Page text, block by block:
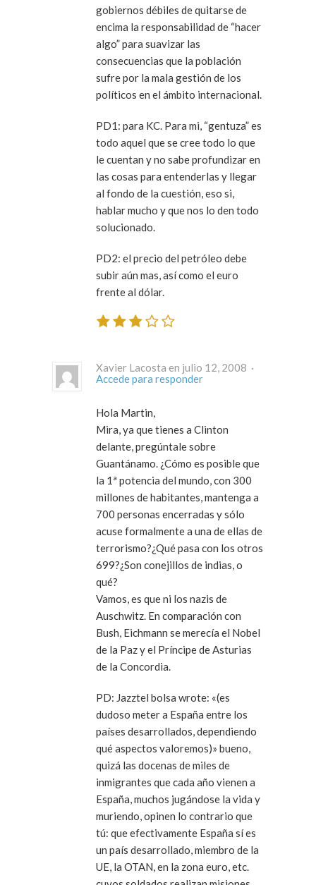
gobiernos débiles de quitarse de
encima la responsabilidad de “hacer
algo” para suavizar las
consecuencias que la población
sufre por la mala gestión de los
políticos en el ámbito internacional.
PD1: para KC. Para mi, “gentuza” es
todo aquel que se cree todo lo que
le cuentan y no sabe profundizar en
las cosas para entenderlas y llegar
al fondo de la cuestión, eso si,
hablar mucho y que nos lo den todo
solucionado.
PD2: el precio del petróleo debe
subir aún mas, así como el euro
frente al dólar.
Xavier Lacosta en julio 12, 2008 ·
Accede para responder
Hola Martin,
Mira, ya que tienes a Clinton
delante, pregúntale sobre
Guantánamo. ¿Cómo es posible que
la 1ª potencia del mundo, con 300
millones de habitantes, mantenga a
700 personas encerradas y sólo
acuse formalmente a una de ellas de
terrorismo?¿Qué pasa con los otros
699?¿Son conejillos de indias, o
qué?
Vamos, es que ni los nazis de
Auschwitz. En comparación con
Bush, Eichmann se merecía el Nobel
de la Paz y el Príncipe de Asturias
de la Concordia.
PD: Jazztel bolsa wrote: «(es
dudoso meter a España entre los
países desarrollados, dependiendo
qué aspectos valoremos)» bueno,
quizá las docenas de miles de
inmigrantes que cada año vienen a
España, muchos jugándose la vida y
muriendo, opinen lo contrario que
tú: que efectivamente España sí es
un país desarrollado, miembro de la
UE, la OTAN, en la zona euro, etc.